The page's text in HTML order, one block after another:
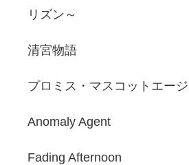
リズン～
清宮物語
プロミス・マスコットエー
Anomaly Agent
Fading Afternoon